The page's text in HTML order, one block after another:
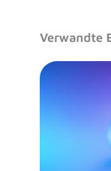
Verwandte